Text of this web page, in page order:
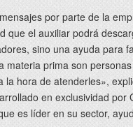
por parte de la
que el auxiliar podrá
sino una ayuda para
materia prima son
la hora de atenderles»,
en exclusividad
es líder en su sector,